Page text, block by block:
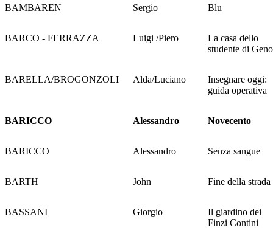
BAMBAREN Sergio Blu
BARCO - FERRAZZA Luigi /Piero
La casa dello
studente di
BARELLA/BROGONZOLI Alda/Luciano
Insegnare oggi:
guida operativa
BARICCO Alessandro Novecento
BARICCO Alessandro Senza sangue
BARTH John Fine della strada
BASSANI Giorgio
Il giardino dei
Finzi Contini